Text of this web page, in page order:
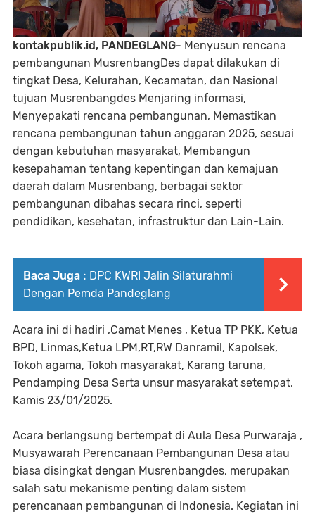
kontakpublik.id, PANDEGLANG- Menyusun rencana
pembangunan MusrenbangDes dapat dilakukan di
tingkat Desa, Kelurahan, Kecamatan, dan Nasional
tujuan Musrenbangdes Menjaring informasi,
Menyepakati rencana pembangunan, Memastikan
rencana pembangunan tahun anggaran 2025, sesuai
dengan kebutuhan masyarakat, Membangun
kesepahaman tentang kepentingan dan kemajuan
daerah dalam Musrenbang, berbagai sektor
pembangunan dibahas secara rinci, seperti
pendidikan, kesehatan, infrastruktur dan Lain-Lain.
Baca Juga : DPC KWRI Jalin Silaturahmi
Dengan Pemda Pandeglang
Acara ini di hadiri ,Camat Menes , Ketua TP PKK, Ketua
BPD, Linmas,Ketua LPM,RT,RW Danramil, Kapolsek,
Tokoh agama, Tokoh masyarakat, Karang taruna,
Pendamping Desa Serta unsur masyarakat setempat.
Kamis 23/01/2025.
Acara berlangsung bertempat di Aula Desa Purwaraja ,
Musyawarah Perencanaan Pembangunan Desa atau
biasa disingkat dengan Musrenbangdes, merupakan
salah satu mekanisme penting dalam sistem
perencanaan pembangunan di Indonesia. Kegiatan ini